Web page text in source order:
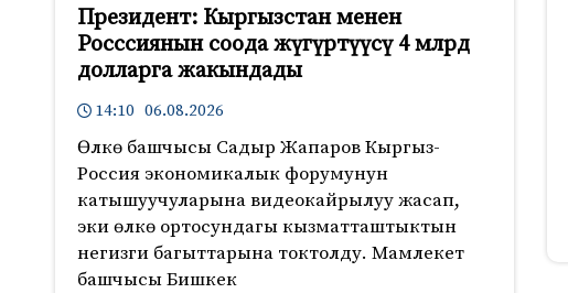
Президент: Кыргызстан менен
Росссиянын соода жүгүртүүсү 4 млрд
долларга жакындады
14:10 06.08.2026
Өлкө башчысы Садыр Жапаров Кыргыз-
Россия экономикалык форумунун
катышуучуларына видеокайрылуу жасап,
эки өлкө ортосундагы кызматташтыктын
негизги багыттарына токтолду. Мамлекет
башчысы Бишкек